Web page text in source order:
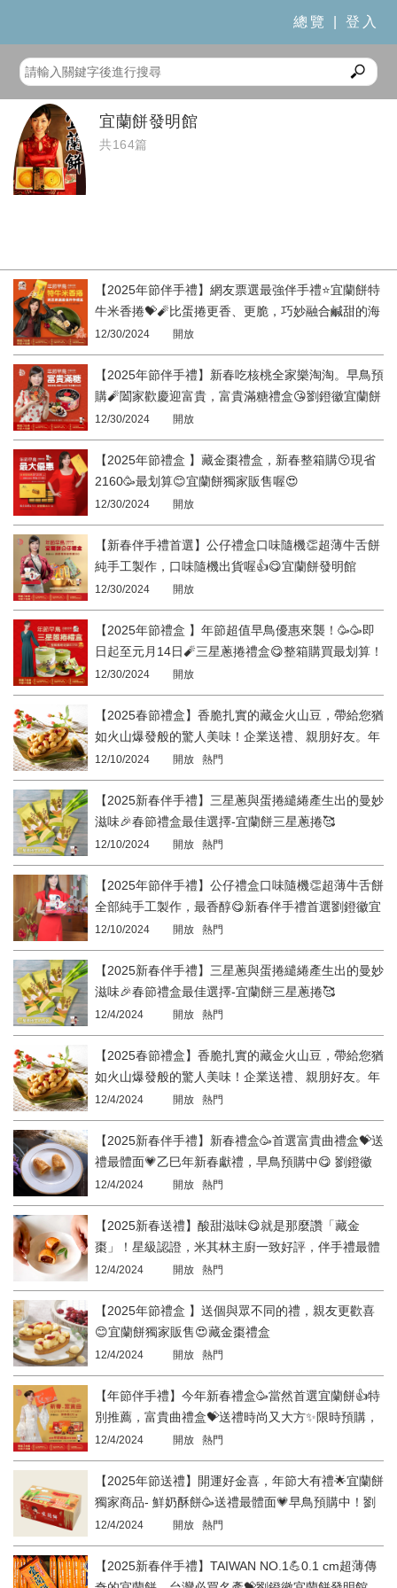
總覽 登入
宜蘭餅發明館
共164篇
【2025年節伴手禮】網友票選最強伴手禮⭐️宜蘭餅特
牛米香捲💝🧨比蛋捲更香、更脆，巧妙融合鹹甜的海
苔😋宜蘭餅發明館
12/30/2024 開放
【2025年節伴手禮】新春吃核桃全家樂淘淘。早鳥預
購🧨闔家歡慶迎富貴，富貴滿糖禮盒😘劉鐙徽宜蘭餅
發明館
12/30/2024 開放
【2025年節禮盒 】藏金棗禮盒，新春整箱購😚現省
2160🥳最划算😊宜蘭餅獨家販售喔😍
12/30/2024 開放
【新春伴手禮首選】公仔禮盒口味隨機👏超薄牛舌餅
純手工製作，口味隨機出貨喔👍😋宜蘭餅發明館
12/30/2024 開放
【2025年節禮盒 】年節超值早鳥優惠來襲！🥳🥳即
日起至元月14日🧨三星蔥捲禮盒😋整箱購買最划算！
😊宜蘭餅發明館
12/30/2024 開放
【2025春節禮盒】香脆扎實的藏金火山豆，帶給您猶
如火山爆發般的驚人美味！企業送禮、親朋好友。年
節傳遞心意就選劉鐙徽宜蘭餅發明館。
12/10/2024 開放 熱門
【2025新春伴手禮】三星蔥與蛋捲繾綣產生出的曼妙
滋味🎉春節禮盒最佳選擇-宜蘭餅三星蔥捲🥰
12/10/2024 開放 熱門
【2025年節伴手禮】公仔禮盒口味隨機👏超薄牛舌餅
全部純手工製作，最香醇😋新春伴手禮首選劉鐙徽宜
蘭餅👍
12/10/2024 開放 熱門
【2025新春伴手禮】三星蔥與蛋捲繾綣產生出的曼妙
滋味🎉春節禮盒最佳選擇-宜蘭餅三星蔥捲🥰
12/4/2024 開放 熱門
【2025春節禮盒】香脆扎實的藏金火山豆，帶給您猶
如火山爆發般的驚人美味！企業送禮、親朋好友。年
節傳遞心意就選劉鐙徽宜蘭餅發明館。
12/4/2024 開放 熱門
【2025新春伴手禮】新春禮盒🥳首選富貴曲禮盒💝送
禮最體面💗乙巳年新春獻禮，早鳥預購中😋 劉鐙徽
宜蘭餅發明館
12/4/2024 開放 熱門
【2025新春送禮】酸甜滋味😋就是那麼讚「藏金
棗」！星級認證，米其林主廚一致好評，伴手禮最體
面的選擇。
12/4/2024 開放 熱門
【2025年節禮盒 】送個與眾不同的禮，親友更歡喜
😊宜蘭餅獨家販售😍藏金棗禮盒
12/4/2024 開放 熱門
【年節伴手禮】今年新春禮盒🥳當然首選宜蘭餅👍特
別推薦，富貴曲禮盒💝送禮時尚又大方✨限時預購，
早鳥大優惠🥰劉鐙徽宜蘭餅
12/4/2024 開放 熱門
【2025年節送禮】開運好金喜，年節大有禮🌟宜蘭餅
獨家商品- 鮮奶酥餅🥳送禮最體面💗早鳥預購中！劉
鐙徽宜蘭餅發明館
12/4/2024 開放 熱門
【2025新春伴手禮】TAIWAN NO.1💪0.1 cm超薄傳